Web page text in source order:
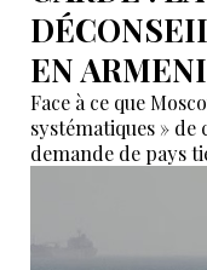
EN
Face à ce que
systématiques » de
demande de pays
ressortissants de